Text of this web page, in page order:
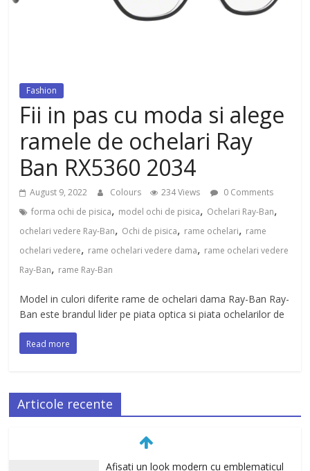
dezvoltat, cu Flexor Fitness-
Fashion
Fii in pas cu moda si alege
ramele de ochelari Ray
Ban RX5360 2034
August 9, 2022 Colours 234 Views
0 Comments
forma ochi de pisica, model ochi de pisica, Ochelari Ray-Ban,
ochelari vedere Ray-Ban, Ochi de pisica, rame ochelari, rame
ochelari vedere, rame ochelari vedere dama, rame ochelari vedere
Ray-Ban, rame Ray-Ban
Model in culori diferite rame de ochelari dama Ray-Ban Ray-
Ban este brandul lider pe piata optica si piata ochelarilor de
Read more
Articole recente
Afisati un look modern cu emblematicul